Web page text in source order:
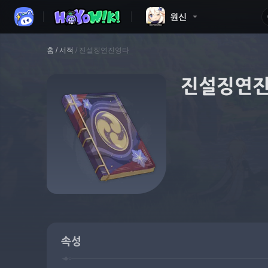
원신
홈 / 서적 / 진설징연진영타
진설징연
속성